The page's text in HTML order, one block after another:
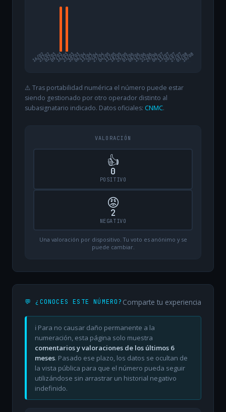
16/02
23/0202/0309/0316/0323/0330/0306/0413/0420/0427/0404/0511/0518/0525/0501/0608/0615/0622/0629/0606/0713/0720/0727/0703/08
10/08
⚠️ Tras portabilidad numérica el número puede estar
siendo gestionado por otro operador distinto al
subasignatario indicado. Datos oficiales: CNMC.
VALORACIÓN
👍
0
POSITIVO
😡
2
NEGATIVO
Una valoración por dispositivo. Tu voto es anónimo y se
puede cambiar.
💬 ¿CONOCES ESTE NÚMERO? Comparte tu experiencia
ℹ️ Para no causar daño permanente a la
numeración, esta página solo muestra
comentarios y valoraciones de los últimos 6
meses. Pasado ese plazo, los datos se ocultan de
la vista pública para que el número pueda seguir
utilizándose sin arrastrar un historial negativo
indefinido.